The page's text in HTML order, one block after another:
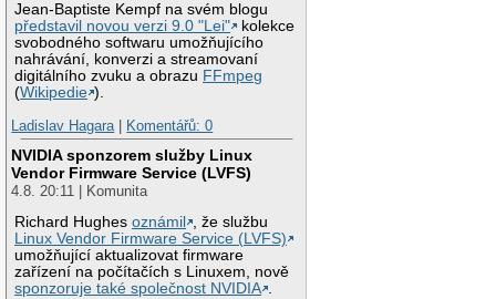
Jean-Baptiste Kempf na svém blogu
představil novou verzi 9.0 "Lei"
kolekce
svobodného softwaru umožňujícího
nahrávání, konverzi a streamovaní
digitálního zvuku a obrazu FFmpeg
(Wikipedie ).
Ladislav Hagara| Komentářů: 0
NVIDIA sponzorem služby Linux
Vendor Firmware Service (LVFS)
4.8. 20:11 | Komunita
Richard Hughesoznámil
, že službu
Linux Vendor Firmware Service (LVFS)
umožňující aktualizovat firmware
zařízení na počítačích s Linuxem, nově
sponzoruje také společnost NVIDIA .